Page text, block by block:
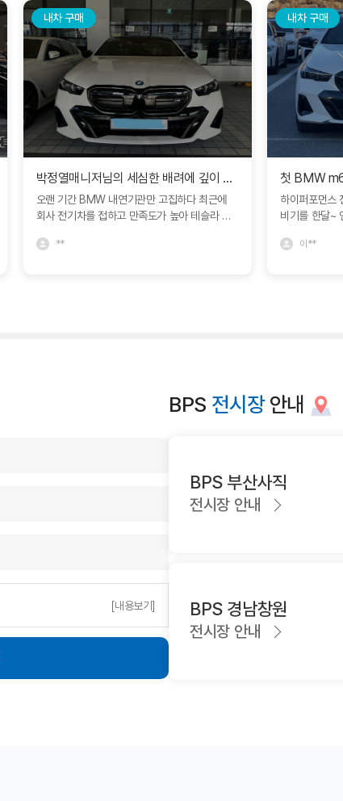
내차 구매
박정열매니저님의 세심한 배려에 깊이 감사다릅니다.
오랜 기간 BMW 내연기관만 고집하다 최근에
회사 전기차를 접하고 만족도가 높아 테슬라 모
열 대리님의 추천으로 BMW i5 M60 차량을 구
로 좋은 상태에서 받을 수 있었고, 구매 과정 내
내 편안하고 즐거운 마음으로 함께할 수 있었습
감사드리며, 밝아오는 새해에는 더욱 번창하는
동성모터스가 되시길 바랍니다. 감사합니다.
**
내차 구매
하이퍼포먼스
비기를 한달~
다~ 집 근처인
국 계약하기로
님의 말만 믿
일부러 나와
벽한 차량이었
설명해주셨습
게 해주시고~
터스 사직
이**
[내용보기]
BPS 전시장안내
BPS 부산사직
전시장 안내
BPS 경남창원
전시장 안내